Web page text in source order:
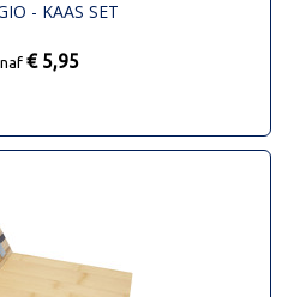
- KAAS SET
€ 5,95